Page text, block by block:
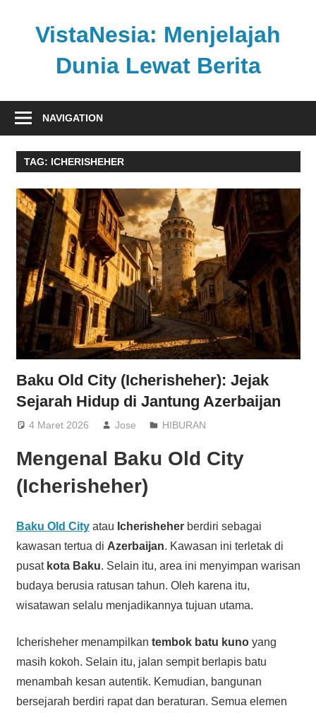
VistaNesia: Menjelajah
Dunia Lewat Berita
nasional
global
dalam
platform
informatif
NAVIGATION
TAG: ICHERISHEHER
Baku Old City (Icherisheher): Jejak
Sejarah Hidup di Jantung Azerbaijan
4 Maret 2026 Jose HIBURAN
Mengenal Baku Old City
(Icherisheher)
Baku Old Cityatau Icherisheherberdiri sebagai
kawasan tertua di Azerbaijan. Kawasan ini terletak di
pusat kota Baku. Selain itu, area ini menyimpan warisan
budaya berusia ratusan tahun. Oleh karena itu,
wisatawan selalu menjadikannya tujuan utama.
Icherisheher menampilkan tembok batu kunoyang
masih kokoh. Selain itu, jalan sempit berlapis batu
menambah kesan autentik. Kemudian, bangunan
bersejarah berdiri rapat dan beraturan. Semua elemen